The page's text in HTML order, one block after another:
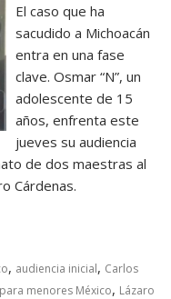
El caso que ha
sacudido a Michoacán
entra en una fase
clave. Osmar “N”, un
adolescente de 15
años, enfrenta este
jueves su audiencia
de dos maestras al
Cárdenas.
, audiencia inicial, Carlos
menores México, Lázaro